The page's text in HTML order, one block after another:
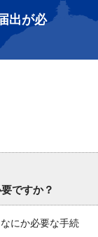
出が必
ですか？
にか必要な手続